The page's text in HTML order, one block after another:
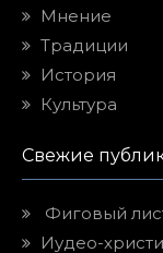
Мнение
Традиции
История
Культура
Свежие
Фиговый
Иудео-